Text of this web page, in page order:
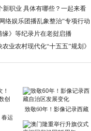
新职业 具体有哪些？一起来看
络娱乐团播乱象整治”专项行动
缘》等纪录片在老挝启播
业农村现代化“十五五”规划》
春运
致敬60年！影像记录西藏
自治区发展变化